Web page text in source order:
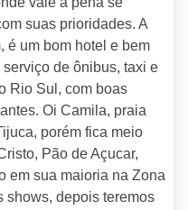
suas prioridades. A
é um bom hotel e bem
de ônibus, taxi e
Rio Sul, com boas
Oi Camila, praia
porém fica meio
Pão de Açucar,
em sua maioria na Zona
shows, depois teremos